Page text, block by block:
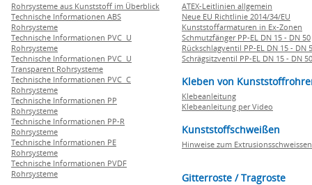
Rohrsysteme aus Kunststoff im Überblick
Technische Informationen ABS
Rohrsysteme
Technische Informationen PVC U
Rohrsysteme
Technische Informationen PVC U
Transparent Rohrsysteme
Technische Informationen PVC C
Rohrsysteme
Technische Informationen PP
Rohrsysteme
Technische Informationen PP-R
Rohrsysteme
Technische Informationen PE
Rohrsysteme
Technische Informationen PVDF
Rohrsysteme
ATEX-Leitlinien allgemein
Neue EU Richtlinie 2014/34/EU
Kunststoffarmaturen in Ex-Zonen
Schmutzfänger PP-EL DN 15 - DN 50
Rückschlagventil PP-EL DN 15 - DN
Schrägsitzventil PP-EL DN 15 - DN 50
Kleben von
Klebeanleitung
Klebeanleitung per Video
Kunststoffschweißen
Hinweise zum Extrusionsschweissen
Gitterroste / Tragroste